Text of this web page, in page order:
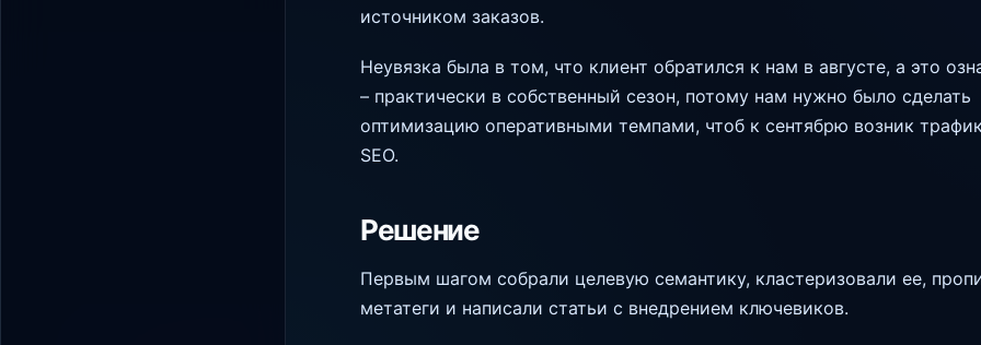
источником заказов.
Неувязка была в том, что клиент обратился к нам в августе, а это
– практически в собственный сезон, потому нам нужно было сделать
оптимизацию оперативными темпами, чтоб к сентябрю возник
SEO.
Решение
Первым шагом собрали целевую семантику, кластеризовали ее,
метатеги и написали статьи с внедрением ключевиков.